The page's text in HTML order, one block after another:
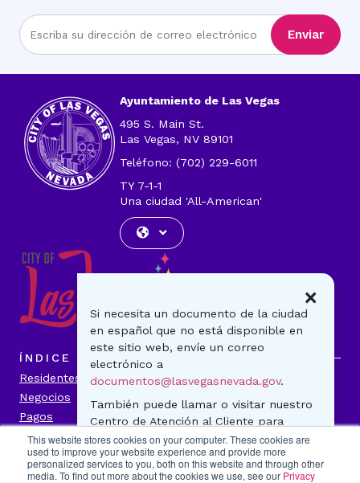
This website stores cookies on your computer. These cookies are
used to improve your website experience and provide more
personalized services to you, both on this website and through other
media. To find out more about the cookies we use, see our Privacy
Ingrese
la
correo
electrónico
Enviar
Ayuntamiento de Las Vegas
495 S. Main St.
Las Vegas, NV 89101
Teléfono: (702) 229-6011
TY 7-1-1
Una ciudad 'All-American'
ÍNDICE
Residentes
Visitantes
Negocios
Pagos
Noticias
Contáctenos
INFORMACIÓN DE LA CIUDAD
Si necesita un documento de la ciudad
en español que no está disponible en
este sitio web, envíe un correo
electrónico a
documentos@lasvegasnevada.gov.
También puede llamar o visitar nuestro
Centro de Atención al Cliente para
preguntas generales o para realizar un
pago. ¡Estamos para ayudarle!
500 S. Main Street
×